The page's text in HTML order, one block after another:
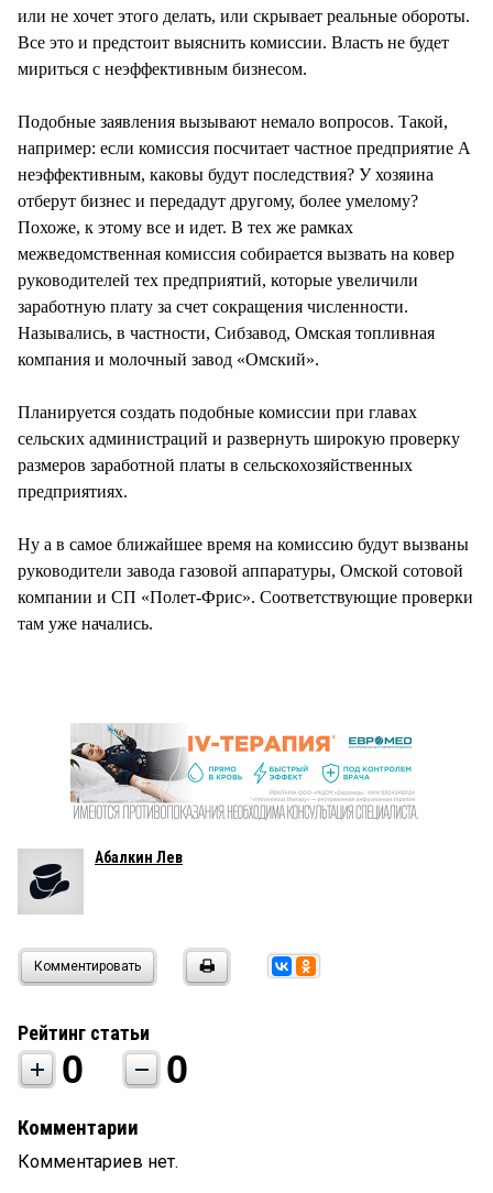
или не хочет этого делать, или скрывает реальные обороты.
Все это и предстоит выяснить комиссии. Власть не будет
мириться с неэффективным бизнесом.
Подобные заявления вызывают немало вопросов. Такой,
например: если комиссия посчитает частное предприятие А
неэффективным, каковы будут последствия? У хозяина
отберут бизнес и передадут другому, более умелому?
Похоже, к этому все и идет. В тех же рамках
межведомственная комиссия собирается вызвать на ковер
руководителей тех предприятий, которые увеличили
заработную плату за счет сокращения численности.
Назывались, в частности, Сибзавод, Омская топливная
компания и молочный завод «Омский».
Планируется создать подобные комиссии при главах
сельских администраций и развернуть широкую проверку
размеров заработной платы в сельскохозяйственных
предприятиях.
Ну а в самое ближайшее время на комиссию будут вызваны
руководители завода газовой аппаратуры, Омской сотовой
компании и СП «Полет-Фрис». Соответствующие проверки
там уже начались.
Абалкин Лев
Комментировать
Рейтинг статьи
0 0
Комментарии
Комментариев нет.